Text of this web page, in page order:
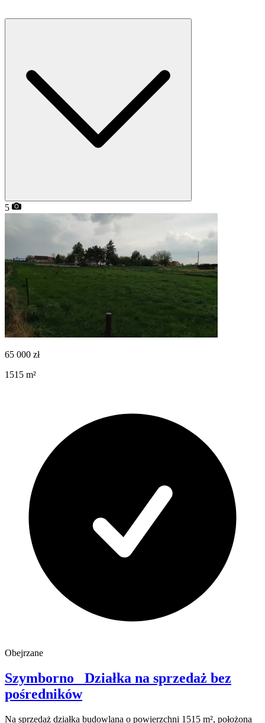
5
65 000 zł
1515 m²
Obejrzane
Szymborno Działka na sprzedaż bez
pośredników
Na sprzedaż działka budowlana o powierzchni 1515 m², położona